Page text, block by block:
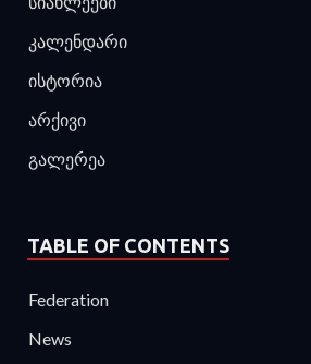
კალენდარი
ისტორია
არქივი
გალერეა
TABLE OF CONTENTS
Federation
News